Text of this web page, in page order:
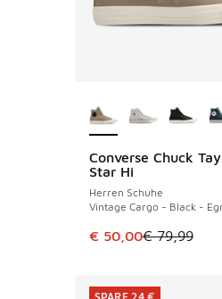
Converse Chuck
Star Hi
Herren Schuhe
Vintage Cargo - Black -
Dieser Artikel ist im
€ 50,00€ 79,99
SPARE 29 €